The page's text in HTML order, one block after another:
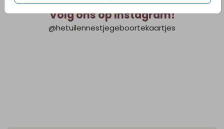
Volg ons op Instagram!
@hetuilennestjegeboortekaartjes